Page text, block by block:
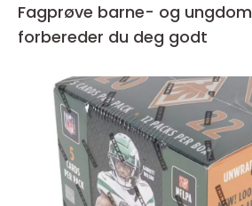
Fagprøve barne- og
forbereder du deg godt